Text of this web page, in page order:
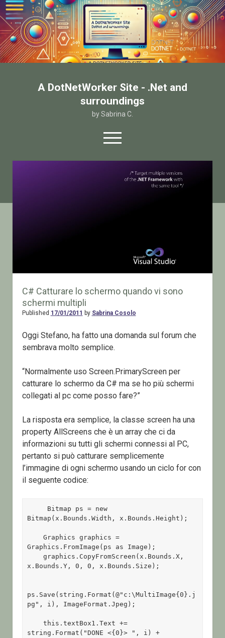
A DotNetWorker Site - .Net and
surroundings
by Sabrina C.
open
menu
twitterfacebook
email-form
C# Catturare lo schermo quando vi sono
schermi multipli
Published 17/01/2011 by Sabrina Cosolo
Oggi Stefano, ha fatto una domanda sul forum che
sembrava molto semplice.
“Normalmente uso Screen.PrimaryScreen per
catturare lo schermo da C# ma se ho più schermi
collegati al pc come posso fare?”
La risposta era semplice, la classe screen ha una
property AllScreens che è un array che ci da
informazioni su tutti gli schermi connessi al PC,
pertanto si può catturare semplicemente
l’immagine di ogni schermo usando un ciclo for con
il seguente codice:
Bitmap(x.Bounds.Width, x.Bounds.Height);
    Graphics graphics =
Graphics.FromImage(ps as Image);
    graphics.CopyFromScreen(x.Bounds.X,
x.Bounds.Y, 0, 0, x.Bounds.Size);
ps.Save(string.Format(@"c:\MultiImage{0}.j
pg", i), ImageFormat.Jpeg);
    this.textBox1.Text +=
string.Format("DONE <{0}> ", i) +